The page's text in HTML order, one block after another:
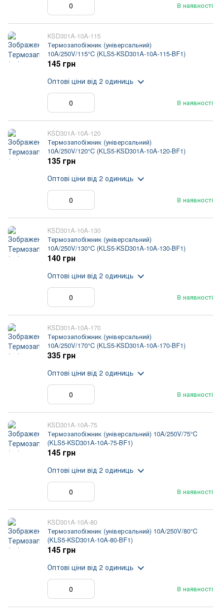
В наявності
KSD301A-10A-115
Термозапобіжник (універсальний)
10A/250V/115°C (KLS5-KSD301A-10A-115-BF1)
В наявності
145 грн
Оптові ціни від 2 одиниць
KSD301A-10A-120
Термозапобіжник (універсальний)
10A/250V/120°C (KLS5-KSD301A-10A-120-BF1)
В наявності
135 грн
Оптові ціни від 2 одиниць
KSD301A-10A-130
Термозапобіжник (універсальний)
10A/250V/130°C (KLS5-KSD301A-10A-130-BF1)
В наявності
140 грн
Оптові ціни від 2 одиниць
KSD301A-10A-170
Термозапобіжник (універсальний)
10A/250V/170°C (KLS5-KSD301A-10A-170-BF1)
В наявності
335 грн
Оптові ціни від 2 одиниць
KSD301A-10A-75
Термозапобіжник (універсальний) 10A/250V/75°C
(KLS5-KSD301A-10A-75-BF1)
В наявності
145 грн
Оптові ціни від 2 одиниць
KSD301A-10A-80
Термозапобіжник (універсальний) 10A/250V/80°C
(KLS5-KSD301A-10A-80-BF1)
В наявності
145 грн
Оптові ціни від 2 одиниць